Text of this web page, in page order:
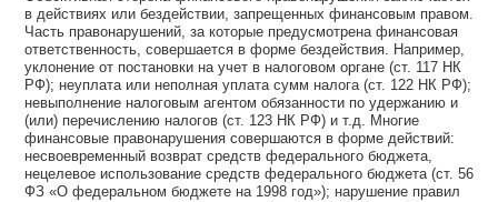
в действиях или бездействии, запрещенных финансовым правом.
Часть правонарушений, за которые предусмотрена финансовая
ответственность, совершается в форме бездействия. Например,
уклонение от постановки на учет в налоговом органе (ст. 117 НК
РФ); неуплата или неполная уплата сумм налога (ст. 122 НК РФ);
невыполнение налоговым агентом обязанности по удержанию и
(или) перечислению налогов (ст. 123 НК РФ) и т.д. Многие
финансовые правонарушения совершаются в форме действий:
несвоевременный возврат средств федерального бюджета,
нецелевое использование средств федерального бюджета (ст. 56
ФЗ «О федеральном бюджете на 1998 год»); нарушение правил